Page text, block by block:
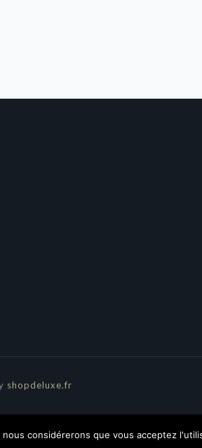
shopdeluxe.fr
considérerons que vous acceptez